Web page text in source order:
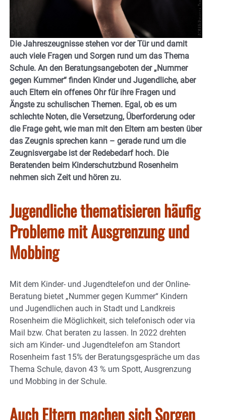
Die Jahreszeugnisse stehen vor der Tür und damit
auch viele Fragen und Sorgen rund um das Thema
Schule. An den Beratungsangeboten der „Nummer
gegen Kummer“ finden Kinder und Jugendliche, aber
auch Eltern ein offenes Ohr für ihre Fragen und
Ängste zu schulischen Themen. Egal, ob es um
schlechte Noten, die Versetzung, Überforderung oder
die Frage geht, wie man mit den Eltern am besten über
das Zeugnis sprechen kann – gerade rund um die
Zeugnisvergabe ist der Redebedarf hoch. Die
Beratenden beim Kinderschutzbund Rosenheim
nehmen sich Zeit und hören zu.
Jugendliche thematisieren häufig
Probleme mit Ausgrenzung und
Mobbing
Mit dem Kinder- und Jugendtelefon und der Online-
Beratung bietet „Nummer gegen Kummer“ Kindern
und Jugendlichen auch in Stadt und Landkreis
Rosenheim die Möglichkeit, sich telefonisch oder via
Mail bzw. Chat beraten zu lassen. In 2022 drehten
sich am Kinder- und Jugendtelefon am Standort
Rosenheim fast 15% der Beratungsgespräche um das
Thema Schule, davon 43 % um Spott, Ausgrenzung
und Mobbing in der Schule.
Auch Eltern machen sich Sorgen